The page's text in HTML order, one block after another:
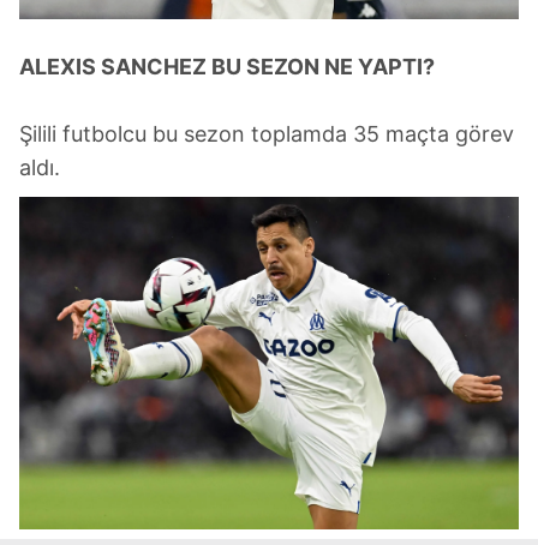
ALEXIS SANCHEZ BU SEZON NE YAPTI?
Şilili futbolcu bu sezon toplamda 35 maçta görev
aldı.